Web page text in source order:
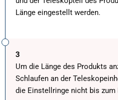
Länge eingestellt werden.
3
Um die Länge des Produkts
Schlaufen an der
die Einstellringe nicht bis zum